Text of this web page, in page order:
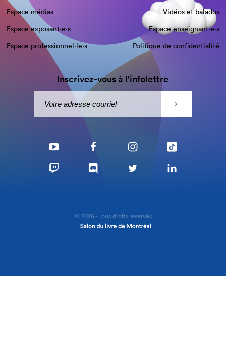
Espace médias
Vidéos et balados
Espace exposant·e⋅s
Espace enseignant·e⋅s
Espace professionnel·le⋅s
Politique de confidentialité
Inscrivez-vous à l'infolettre
© 2026 - Tous droits réservés